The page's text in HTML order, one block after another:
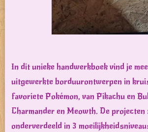
In dit unieke handwerkboek vind je
uitgewerkte borduurontwerpen in
favoriete Pokémon, van Pikachu en
Charmander en Meowth. De projecten
onderverdeeld in 3